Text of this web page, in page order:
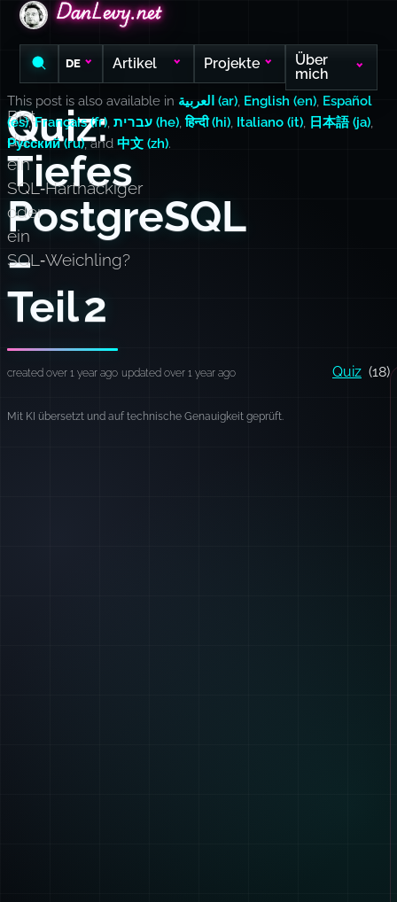
DanLevy.net
DanLevy.net
DanLevy.net
DE Artikel Projekte
Über
mich
Quiz:
Tiefes
PostgreSQL
–
Teil 2
Bist
du
ein
SQL‑Hartnäckiger
oder
ein
SQL‑Weichling?
This post is also available in العربية (ar), English (en), Español
(es),Français (fr), עברית (he),हिन्दी (hi), Italiano (it), 日本語 (ja),
Русский (ru), and 中文 (zh).
created over 1 year ago updated over 1 year ago Quiz (18)
Mit KI übersetzt und auf technische Genauigkeit geprüft.